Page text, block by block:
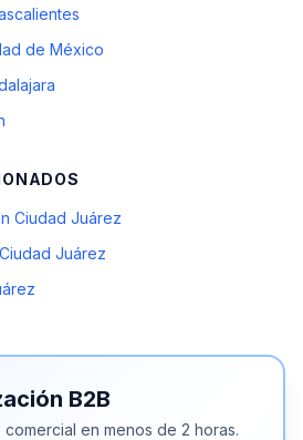
de México
Ciudad Juárez
Juárez
B2B
en menos de 2 horas.